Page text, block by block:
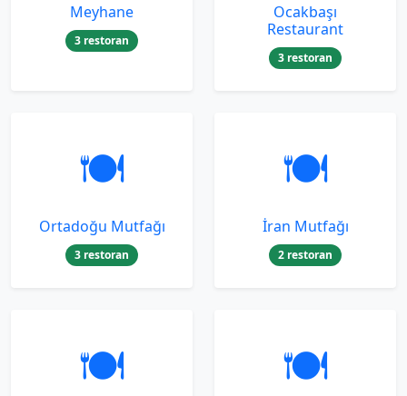
Meyhane
3 restoran
Ocakbaşı
Restaurant
3 restoran
🍽️
Ortadoğu Mutfağı
3 restoran
🍽️
İran Mutfağı
2 restoran
🍽️ 🍽️